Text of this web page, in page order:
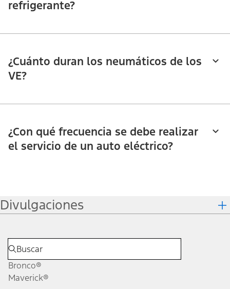
refrigerante?​​​​​​​
¿Cuánto duran los neumáticos de los
VE?
¿Con qué frecuencia se debe realizar
el servicio de un auto eléctrico?​​​​​​​
Divulgaciones
Bronco®
Maverick®